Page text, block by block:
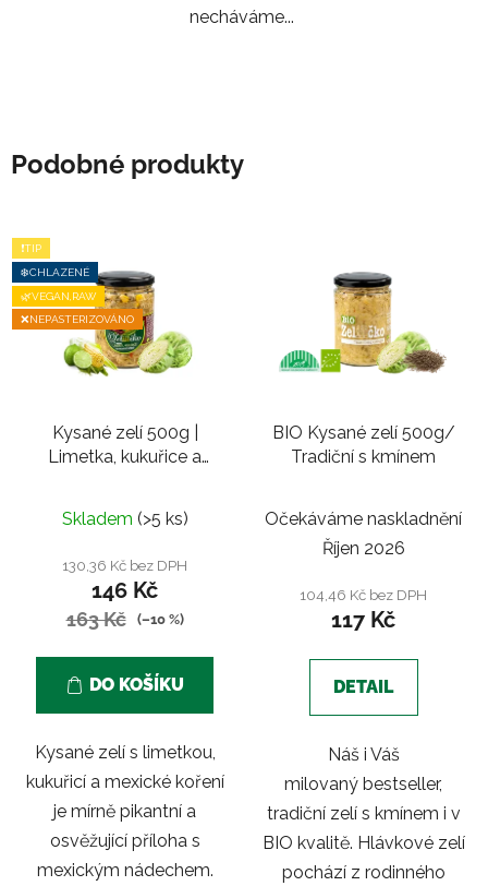
necháváme...
Podobné produkty
❗TIP
❄️CHLAZENÉ
🌿VEGAN,RAW
❌NEPASTERIZOVÁNO
Kysané zelí 500g |
Limetka, kukuřice a
Skladem (>5 ks)
130,36 Kč bez DPH
146 Kč
163 Kč (–10 %)
DO KOŠÍKU
Kysané zelí s limetkou,
kukuřicí a mexické koření
je mírně pikantní a
osvěžující příloha s
mexickým nádechem.
BIO Kysané zelí 500g/
Tradiční s kmínem
Očekáváme naskladnění
Říjen 2026
104,46 Kč bez DPH
117 Kč
DETAIL
Náš i Váš
milovaný bestseller,
tradiční zelí s kmínem i v
BIO kvalitě. Hlávkové zelí
pochází z rodinného